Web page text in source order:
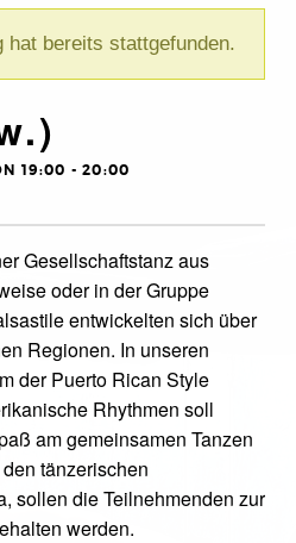
hat bereits stattgefunden.
19:00 -20:00
Gesellschaftstanz aus
oder in der Gruppe
entwickelten sich über
Regionen. In unseren
der Puerto Rican Style
Rhythmen soll
am gemeinsamen Tanzen
tänzerischen
sollen die Teilnehmenden zur
werden.